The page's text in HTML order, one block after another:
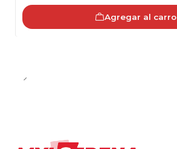
Agregar al carro